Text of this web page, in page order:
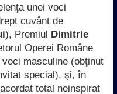
unei voci
cuvânt de
), Premiul Dimitrie
Operei Române
masculine (obţinut
special), şi, în
total neinspirat